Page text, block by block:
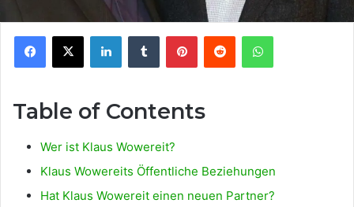
Facebook
X LinkedInTumblr PinterestReddit WhatsApp
Table of Contents
Wer ist Klaus Wowereit?
Klaus Wowereits Öffentliche Beziehungen
Hat Klaus Wowereit einen neuen Partner?